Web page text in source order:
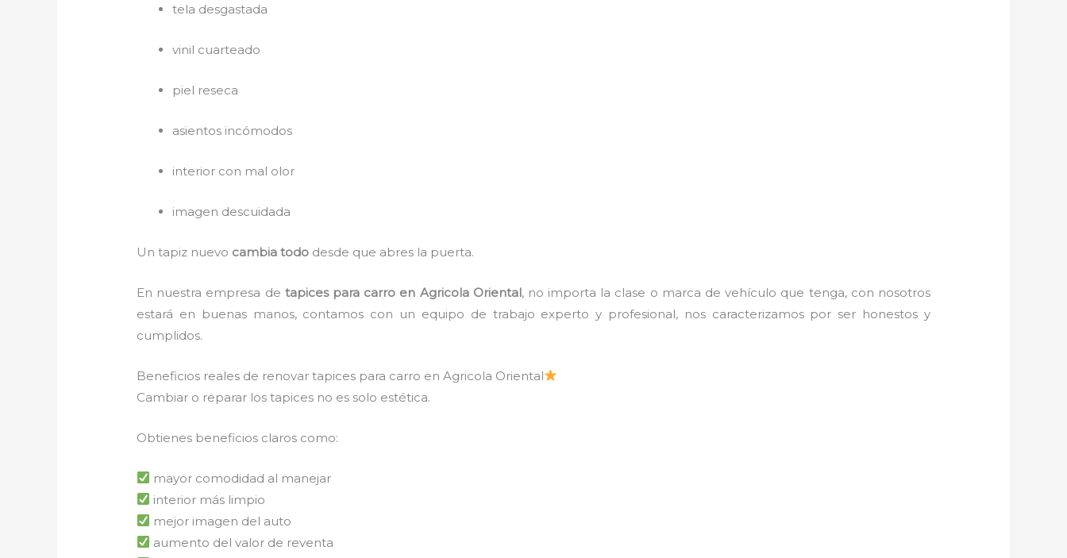
tela desgastada
vinil cuarteado
piel reseca
asientos incómodos
interior con mal olor
imagen descuidada
Un tapiz nuevo cambia todo desde que abres la puerta.
En nuestra empresa de tapices para carro en Agricola Oriental, no importa la clase o marca de vehículo que tenga, con nosotros
estará en buenas manos, contamos con un equipo de trabajo experto y profesional, nos caracterizamos por ser honestos y
cumplidos.
Beneficios reales de renovar tapices para carro en Agricola Oriental
Cambiar o reparar los tapices no es solo estética.
Obtienes beneficios claros como:
mayor comodidad al manejar
interior más limpio
mejor imagen del auto
aumento del valor de reventa